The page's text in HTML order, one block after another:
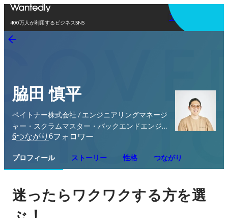
400万人が利用するビジネスSNS
アプリを使う
脇田 慎平
ペイトナー株式会社 / エンジニアリングマネージ
ャー・スクラムマスター・バックエンドエンジニ
ア
6つながり 6フォロワー
プロフィール ストーリー 性格 つながり
迷ったらワクワクする方を選